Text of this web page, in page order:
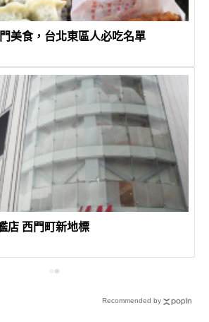
美食，台北東區人必吃名單
店 西門町新地標
Recommended by